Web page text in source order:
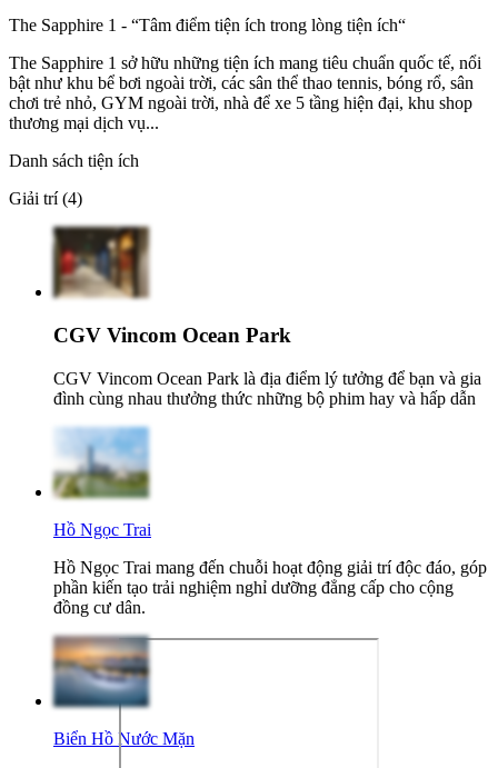
The Sapphire 1 - “Tâm điểm tiện ích trong lòng tiện ích“
The Sapphire 1 sở hữu những tiện ích mang tiêu chuẩn quốc tế, nổi
bật như khu bể bơi ngoài trời, các sân thể thao tennis, bóng rổ, sân
chơi trẻ nhỏ, GYM ngoài trời, nhà để xe 5 tầng hiện đại, khu shop
thương mại dịch vụ...
Danh sách tiện ích
Giải trí (4)
CGV Vincom Ocean Park
CGV Vincom Ocean Park là địa điểm lý tưởng để bạn và gia
đình cùng nhau thưởng thức những bộ phim hay và hấp dẫn
Hồ Ngọc Trai
Hồ Ngọc Trai mang đến chuỗi hoạt động giải trí độc đáo, góp
phần kiến tạo trải nghiệm nghỉ dưỡng đẳng cấp cho cộng
đồng cư dân.
Biển Hồ Nước Mặn